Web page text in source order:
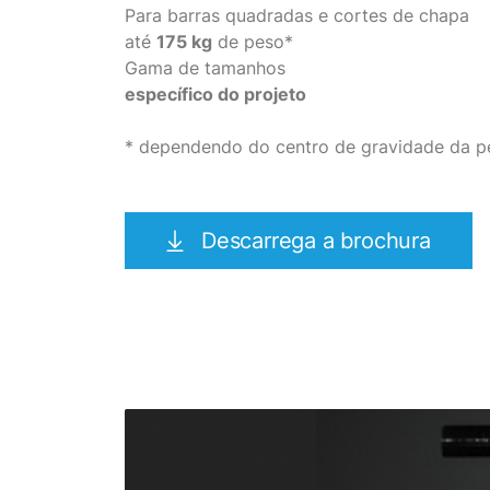
Para barras quadradas e cortes de chapa
até 175 kg de peso*
Gama de tamanhos
específico do projeto
* dependendo do centro de gravidade da
Descarrega a brochura